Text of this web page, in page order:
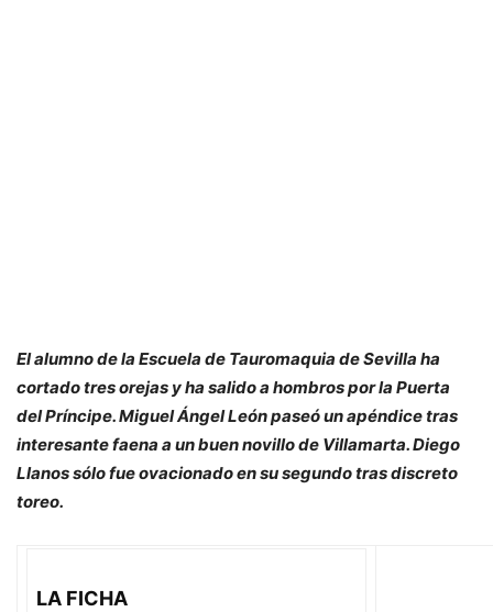
El alumno de la Escuela de Tauromaquia de Sevilla ha
cortado tres orejas y ha salido a hombros por la Puerta
del Príncipe. Miguel Ángel León paseó un apéndice tras
interesante faena a un buen novillo de Villamarta. Diego
Llanos sólo fue ovacionado en su segundo tras discreto
toreo.
LA FICHA